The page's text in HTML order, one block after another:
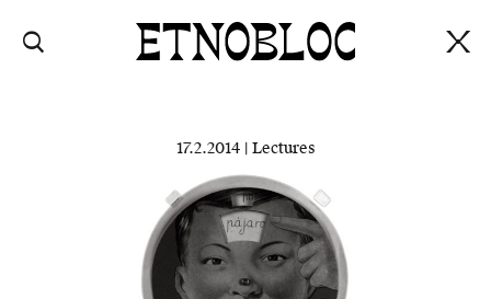
17.2.2014 | Lectures